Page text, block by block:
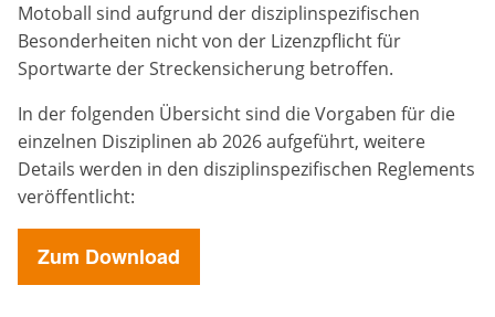
Motoball sind aufgrund der disziplinspezifischen
Besonderheiten nicht von der Lizenzpflicht für
Sportwarte der Streckensicherung betroffen.
In der folgenden Übersicht sind die Vorgaben für die
einzelnen Disziplinen ab 2026 aufgeführt, weitere
Details werden in den disziplinspezifischen Reglements
veröffentlicht:
Zum Download
Medien & externe Dienste
Um Inhalte von Videoplattformen und weiteren externen
Diensten anzeigen zu können, werden von diesen ggf.
Cookies gesetzt. Die Einbindung kann bei Bedarf einzeln
aktiviert werden.
YouTube
Anbieter:
Google LLC
Zweck: